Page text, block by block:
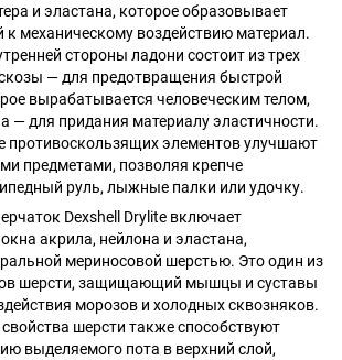
и эластана, которое образовывает
к механическому воздействию материал.
стороны ладони состоит из трех
— для предотвращения быстрой
вырабатывается человеческим телом,
— для придания материалу эластичности.
противоскользящих элементов улучшают
предметами, позволяя крепче
руль, лыжные палки или удочку.
Dexshell Drylite включает
акрила, нейлона и эластана,
мериносовой шерстью. Это один из
шерсти, защищающий мышцы и суставы
морозов и холодных сквозняков.
шерсти также способствуют
выделяемого пота в верхний слой,